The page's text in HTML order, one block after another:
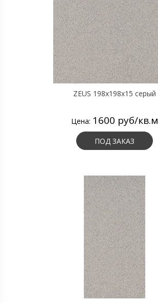
ZEUS 198x198x15 серый
Цена: 1600 руб/кв.м
ПОД ЗАКАЗ